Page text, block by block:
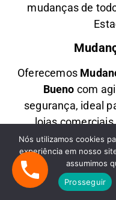
mudanças de
Oferecemos M
Bueno com
segurança, ideal
lojas
equipamentos
sensíveis
desmontagem,
uma transição
Nós utilizamos cookies
experiência em nosso
assumimos
Prosseguir